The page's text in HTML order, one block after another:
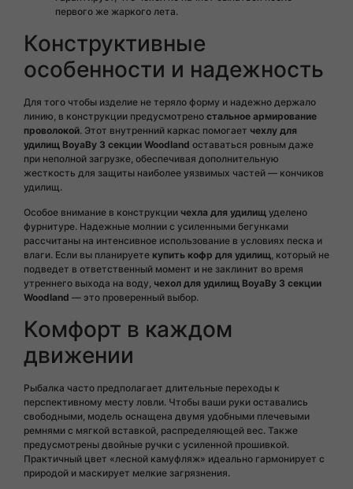
первого же жаркого лета.
Конструктивные
особенности и надежность
Для того чтобы изделие не теряло форму и надежно держало
линию, в конструкции предусмотрено стальное армирование
проволокой. Этот внутренний каркас помогает чехлу для
удилищ BoyaBy 3 секции Woodland оставаться ровным даже
при неполной загрузке, обеспечивая дополнительную
жесткость для защиты наиболее уязвимых частей — кончиков
удилищ.
Особое внимание в конструкции чехла для удилищ уделено
фурнитуре. Надежные молнии с усиленными бегунками
рассчитаны на интенсивное использование в условиях песка и
влаги. Если вы планируете купить кофр для удилищ, который не
подведет в ответственный момент и не заклинит во время
утреннего выхода на воду, чехол для удилищ BoyaBy 3 секции
Woodland — это проверенный выбор.
Комфорт в каждом
движении
Рыбалка часто предполагает длительные переходы к
перспективному месту ловли. Чтобы ваши руки оставались
свободными, модель оснащена двумя удобными плечевыми
ремнями с мягкой вставкой, распределяющей вес. Также
предусмотрены двойные ручки с усиленной прошивкой.
Практичный цвет «лесной камуфляж» идеально гармонирует с
природой и маскирует мелкие загрязнения.